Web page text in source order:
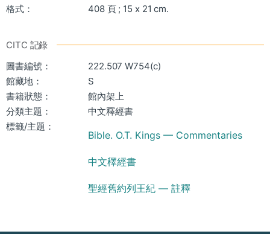
格式：
408 頁 ; 15 x 21 cm.
CITC 記錄
圖書編號：
222.507 W754(c)
館藏地：
S
書籍狀態：
館內架上
分類主題：
中文釋經書
標籤/主題：
Bible. O.T. Kings — Commentaries
中文䆁經書
聖經舊約列王紀 — 註釋